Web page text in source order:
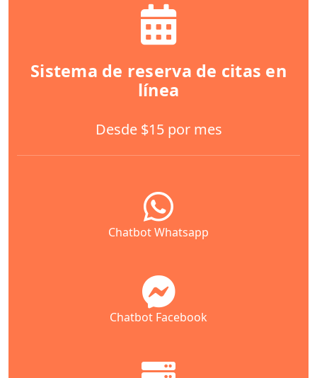
Sistema de reserva de citas en
línea
Desde $15 por mes
Chatbot Whatsapp
Chatbot Facebook